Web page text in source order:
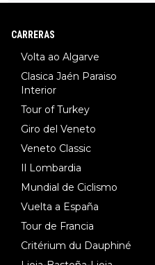
CARRERAS
Volta ao Algarve
Clasica Jaén Paraiso
Interior
Tour of Turkey
Giro del Veneto
Veneto Classic
Il Lombardia
Mundial de Ciclismo
Vuelta a España
Tour de Francia
Critérium du Dauphiné